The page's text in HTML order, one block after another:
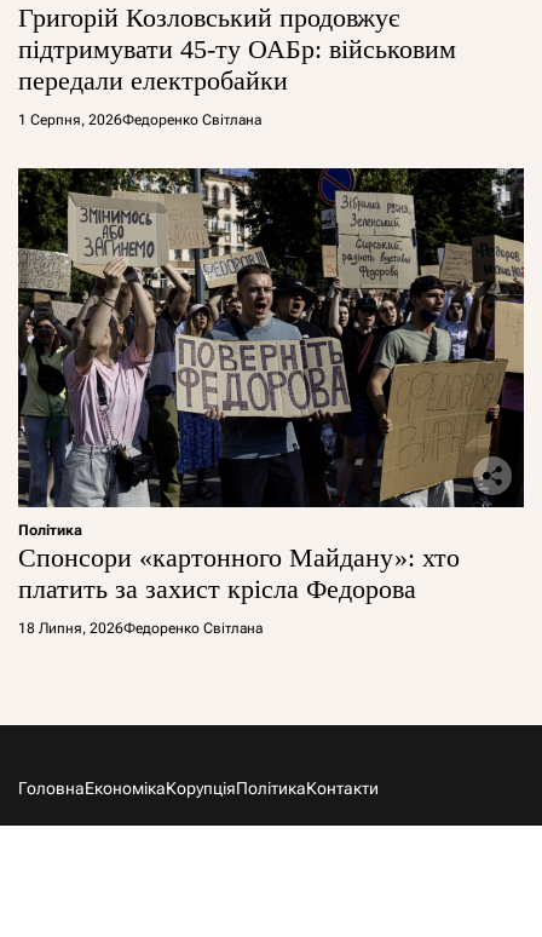
Григорій Козловський продовжує
підтримувати 45-ту ОАБр: військовим
передали електробайки
1 Серпня, 2026Федоренко Світлана
Політика
Спонсори «картонного Майдану»: хто
платить за захист крісла Федорова
18 Липня, 2026Федоренко Світлана
ГоловнаЕкономікаКорупціяПолітикаКонтакти